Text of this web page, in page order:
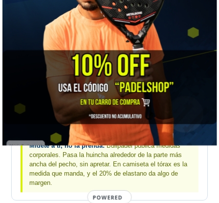
📏 GUÍA DE TALLAS
Bullpadel mujer · medidas de tu cuerpo en centímetros
MEDIDA S M L XL
86–90 90–94 94–98
63–67 67–71 71–75
92–96 96–100 100–104
Mídete a ti, no la prenda:Bullpadel publica medidas
corporales. Pasa la huincha alrededor de la parte más
ancha del pecho, sin apretar. En camiseta el tórax es la
medida que manda, y el 20% de elastano da algo de
margen.